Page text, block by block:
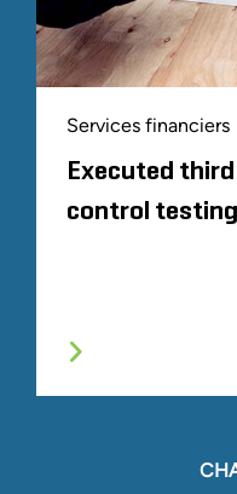
Services financiers
Executed
control